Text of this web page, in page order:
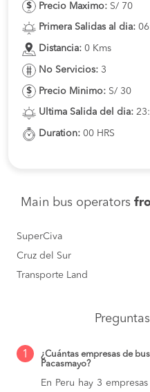
Precio Maximo: S/ 70
Primera Salidas al dia:
Distancia: 0 Kms
No Servicios: 3
Precio Minimo: S/ 30
Ultima Salida del dia:
Duration: 00 HRS
Main bus operators
SuperCiva
Cruz del Sur
Transporte Land
Preguntas
1
¿Cuántas empresas de
Pacasmayo?
En Peru hay 3